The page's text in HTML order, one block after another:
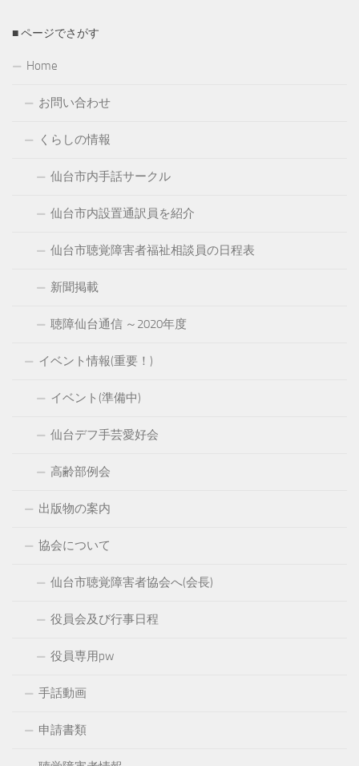
■ ページでさがす
Home
お問い合わせ
くらしの情報
仙台市内手話サークル
仙台市内設置通訳員を紹介
仙台市聴覚障害者福祉相談員の日程表
新聞掲載
聴障仙台通信 ～2020年度
イベント情報(重要！)
イベント(準備中)
仙台デフ手芸愛好会
高齢部例会
出版物の案内
協会について
仙台市聴覚障害者協会へ(会長)
役員会及び行事日程
役員専用pw
手話動画
申請書類